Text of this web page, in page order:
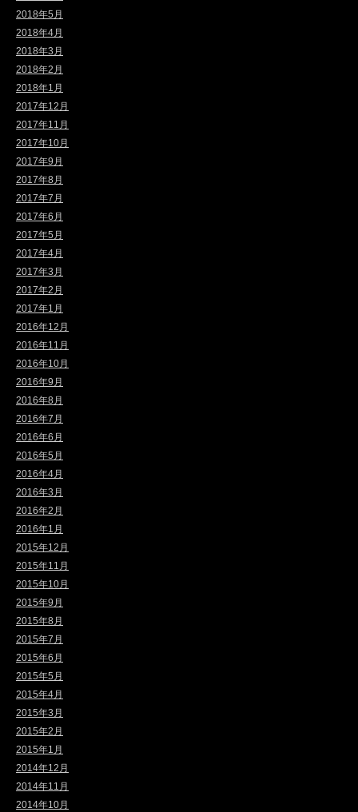
2018年5月
2018年4月
2018年3月
2018年2月
2018年1月
2017年12月
2017年11月
2017年10月
2017年9月
2017年8月
2017年7月
2017年6月
2017年5月
2017年4月
2017年3月
2017年2月
2017年1月
2016年12月
2016年11月
2016年10月
2016年9月
2016年8月
2016年7月
2016年6月
2016年5月
2016年4月
2016年3月
2016年2月
2016年1月
2015年12月
2015年11月
2015年10月
2015年9月
2015年8月
2015年7月
2015年6月
2015年5月
2015年4月
2015年3月
2015年2月
2015年1月
2014年12月
2014年11月
2014年10月